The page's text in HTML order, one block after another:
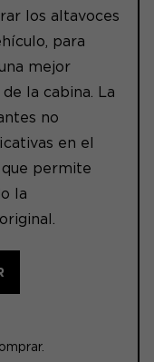
los altavoces
para
mejor
la cabina. La
no
en el
permite
la